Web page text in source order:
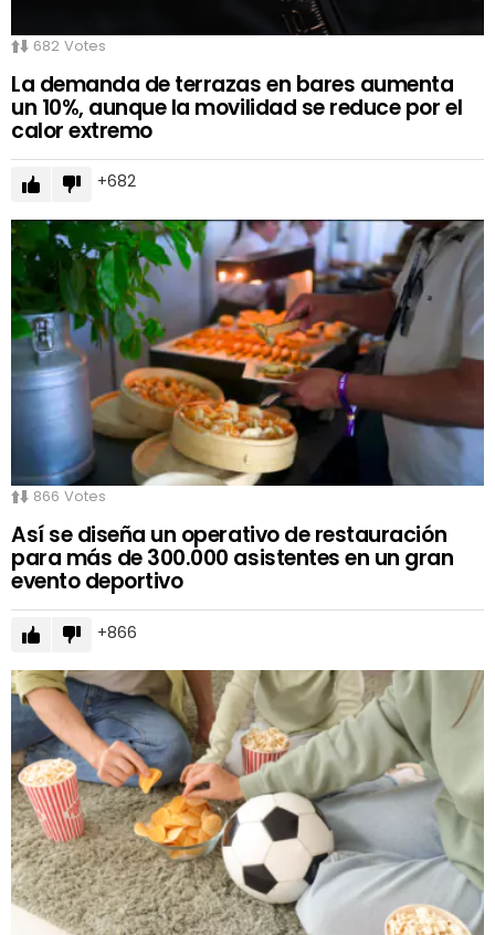
682 Votes
La demanda de terrazas en bares aumenta
un 10%, aunque la movilidad se reduce por el
calor extremo
682
866 Votes
Así se diseña un operativo de restauración
para más de 300.000 asistentes en un gran
evento deportivo
866